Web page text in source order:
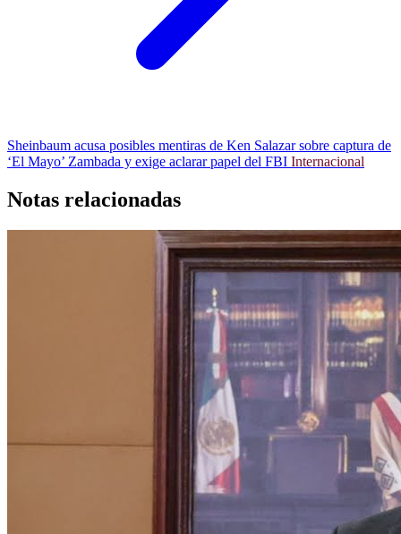
Sheinbaum acusa posibles mentiras de Ken Salazar sobre captura de
‘El Mayo’ Zambada y exige aclarar papel del FBI Internacional
Notas relacionadas